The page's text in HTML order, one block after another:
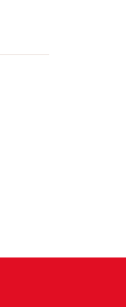
durch
an die